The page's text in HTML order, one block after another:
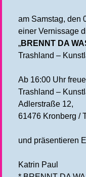
am Samstag, den
einer Vernissage
„BRENNT DA
Trashland –
Ab 16:00 Uhr
Trashland –
Adlerstraße 12,
61476 Kronberg /
und präsentieren
Katrin Paul